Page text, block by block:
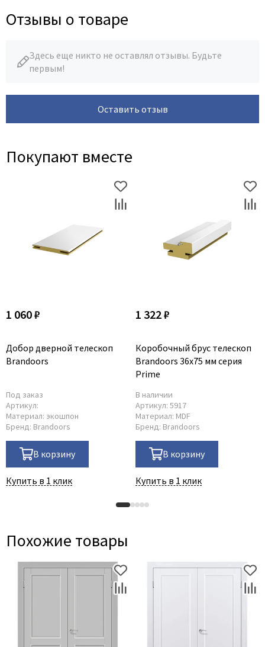
Отзывы о товаре
Здесь еще никто не оставлял отзывы. Будьте
первым!
Оставить отзыв
Покупают вместе
1 060 ₽
Добор дверной телескоп
Brandoors
Под заказ
Артикул:
Материал: экошпон
Бренд: Brandoors
В корзину
Купить в 1 клик
1 322 ₽
Коробочный брус телескоп
Brandoors 36x75 мм серия
Prime
В наличии
Артикул: 5917
Материал: MDF
Бренд: Brandoors
В корзину
Купить в 1 клик
Похожие товары